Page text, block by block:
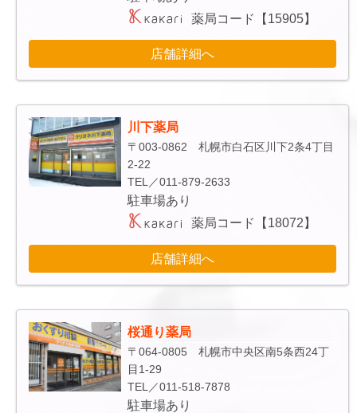
薬局コード【15905】
店舗詳細へ
川下薬局
〒003-0862 札幌市白石区川下2条4丁目
2-22
TEL／011-879-2633
駐車場あり
薬局コード【18072】
店舗詳細へ
桜通り薬局
〒064-0805 札幌市中央区南5条西24丁
目1-29
TEL／011-518-7878
駐車場あり